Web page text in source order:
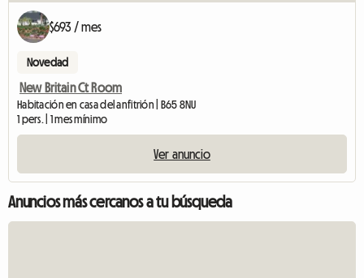
$693 / mes
Novedad
New Britain Ct Room
Habitación en casa del anfitrión | B65 8NU
1 pers. | 1 mes mínimo
Ver anuncio
Anuncios más cercanos a tu búsqueda